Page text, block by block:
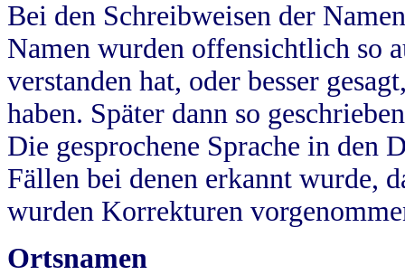
Bei den Schreibweisen der
Namen wurden offensichtlich so
verstanden hat, oder besser
haben. Später dann so
Die gesprochene Sprache in
Fällen bei denen erkannt wurde,
wurden Korrekturen
Ortsnamen